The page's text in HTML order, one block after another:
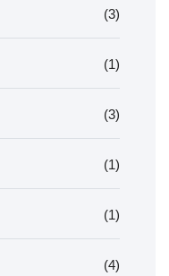
(3)
(1)
(3)
(1)
(1)
(4)